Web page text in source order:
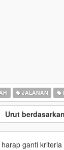
JALANAN
Urut
ganti